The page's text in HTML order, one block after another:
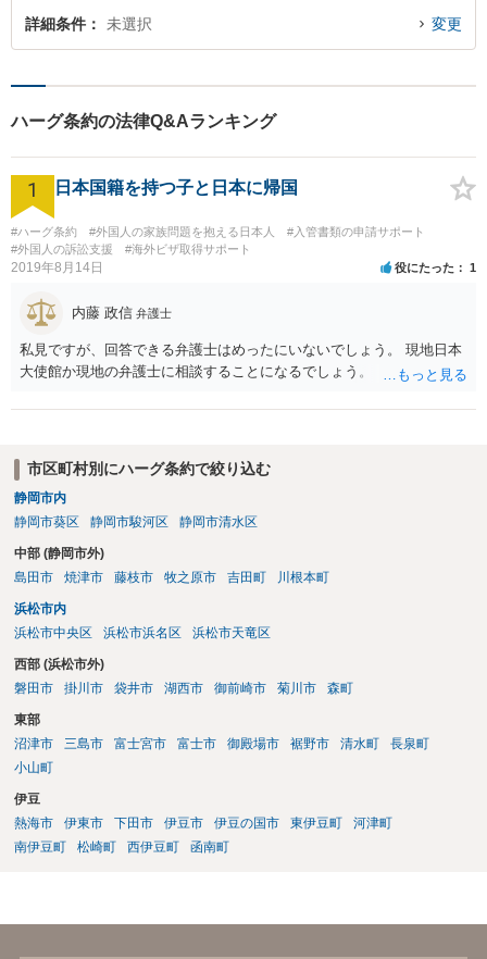
詳細条件 未選択 変更
ハーグ条約の法律Q&Aランキング
1 日本国籍を持つ子と日本に帰国
#ハーグ条約 #外国人の家族問題を抱える日本人
#入管書類の申請サポート
#外国人の訴訟支援
#海外ビザ取得サポート
2019年8月14日 役にたった 1
内藤 政信 弁護士
私見ですが、回答できる弁護士はめったにいないでしょう。 現地日本
大使館か現地の弁護士に相談することになるでしょう。
市区町村別にハーグ条約で絞り込む
静岡市内
静岡市葵区
静岡市駿河区 静岡市清水区
中部 (静岡市外)
島田市
焼津市 藤枝市 牧之原市 吉田町 川根本町
浜松市内
浜松市中央区
浜松市浜名区 浜松市天竜区
西部 (浜松市外)
磐田市
掛川市 袋井市 湖西市 御前崎市 菊川市 森町
東部
沼津市
三島市 富士宮市 富士市 御殿場市 裾野市 清水町
長泉町
小山町
伊豆
熱海市
伊東市 下田市 伊豆市 伊豆の国市 東伊豆町
河津町
南伊豆町
松崎町 西伊豆町 函南町